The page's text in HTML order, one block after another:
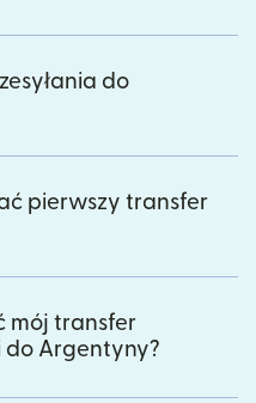
do
pierwszy transfer
mój transfer
do Argentyny?